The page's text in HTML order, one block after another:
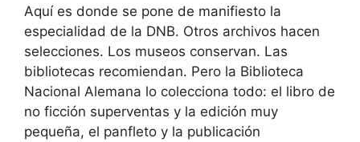
Aquí es donde se pone de manifiesto la
especialidad de la DNB. Otros archivos hacen
selecciones. Los museos conservan. Las
bibliotecas recomiendan. Pero la Biblioteca
Nacional Alemana lo colecciona todo: el libro de
no ficción superventas y la edición muy
pequeña, el panfleto y la publicación